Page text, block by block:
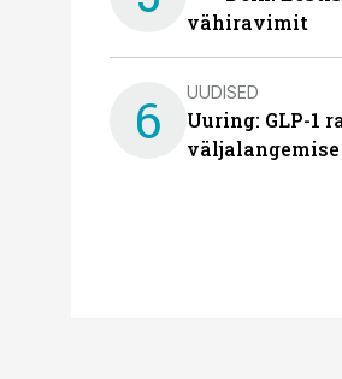
vähiravimit
6 UUDISED
Uuring: GLP-1